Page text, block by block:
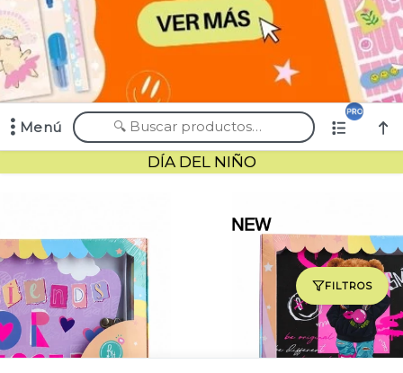
Menú
Comprá online productos de en CHIMI MAYORISTA
FILTROS
DÍA DEL NIÑO